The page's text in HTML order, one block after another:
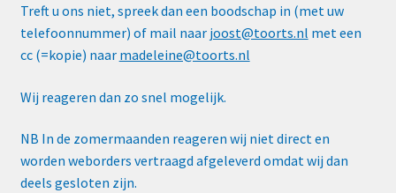
Treft u ons niet, spreek dan een boodschap in (met uw
telefoonnummer) of mail naar joost@toorts.nl met een
cc (=kopie) naar madeleine@toorts.nl
Wij reageren dan zo snel mogelijk.
NB In de zomermaanden reageren wij niet direct en
worden weborders vertraagd afgeleverd omdat wij dan
deels gesloten zijn.